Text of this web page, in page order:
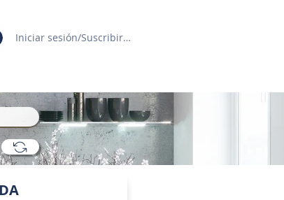
Iniciar sesión/Suscribirme